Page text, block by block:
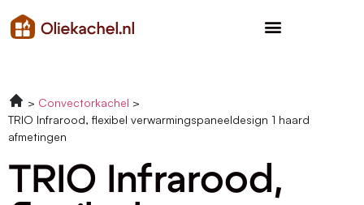
Convectorkachel
TRIO Infrarood, flexibel verwarmingspaneeldesign 1 haard
afmetingen
TRIO Infrarood,